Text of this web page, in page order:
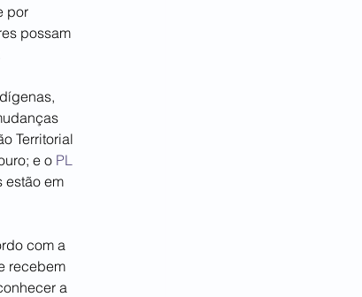
por
possam
Territorial
e o PL
estão em
com a
recebem
a